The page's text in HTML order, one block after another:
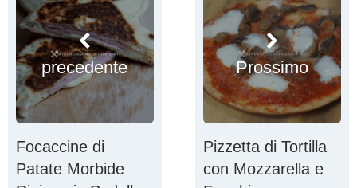
precedente
Focaccine di
Patate Morbide
Prossimo
Pizzetta di Tortilla
con Mozzarella e